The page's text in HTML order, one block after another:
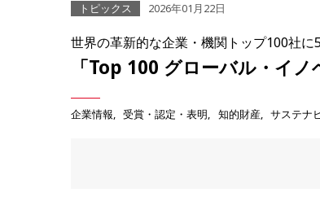
トピックス 2026年01月22日
世界の革新的な企業・機関トップ100社に
「Top 100 グローバル・イ
企業情報 受賞・認定・表明 知的財産 サステナ